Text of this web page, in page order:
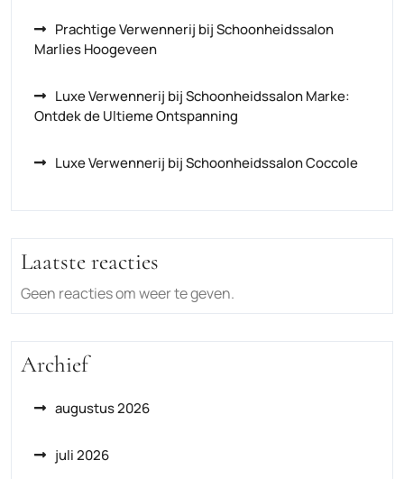
Prachtige Verwennerij bij Schoonheidssalon
Marlies Hoogeveen
Luxe Verwennerij bij Schoonheidssalon Marke:
Ontdek de Ultieme Ontspanning
Luxe Verwennerij bij Schoonheidssalon Coccole
Laatste reacties
Geen reacties om weer te geven.
Archief
augustus 2026
juli 2026